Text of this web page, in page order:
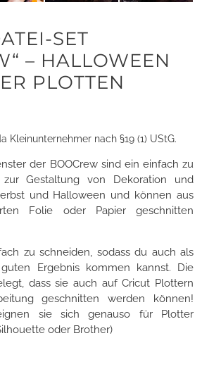
SET
– HALLOWEEN
PLOTTEN
Kleinunternehmer nach §19 (1) UStG.
der BOOCrew sind ein einfach zu
Gestaltung von Dekoration und
und Halloween und können aus
Folie oder Papier geschnitten
zu schneiden, sodass du auch als
Ergebnis kommen kannst. Die
dass sie auch auf Cricut Plottern
geschnitten werden können!
sie sich genauso für Plotter
oder Brother)